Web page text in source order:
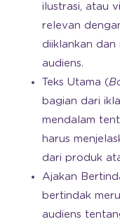
ilustrasi, atau
relevan
diiklankan dan
audiens.
Teks Utama (
bagian dari
mendalam
harus
dari produk
Ajakan
bertindak
audiens